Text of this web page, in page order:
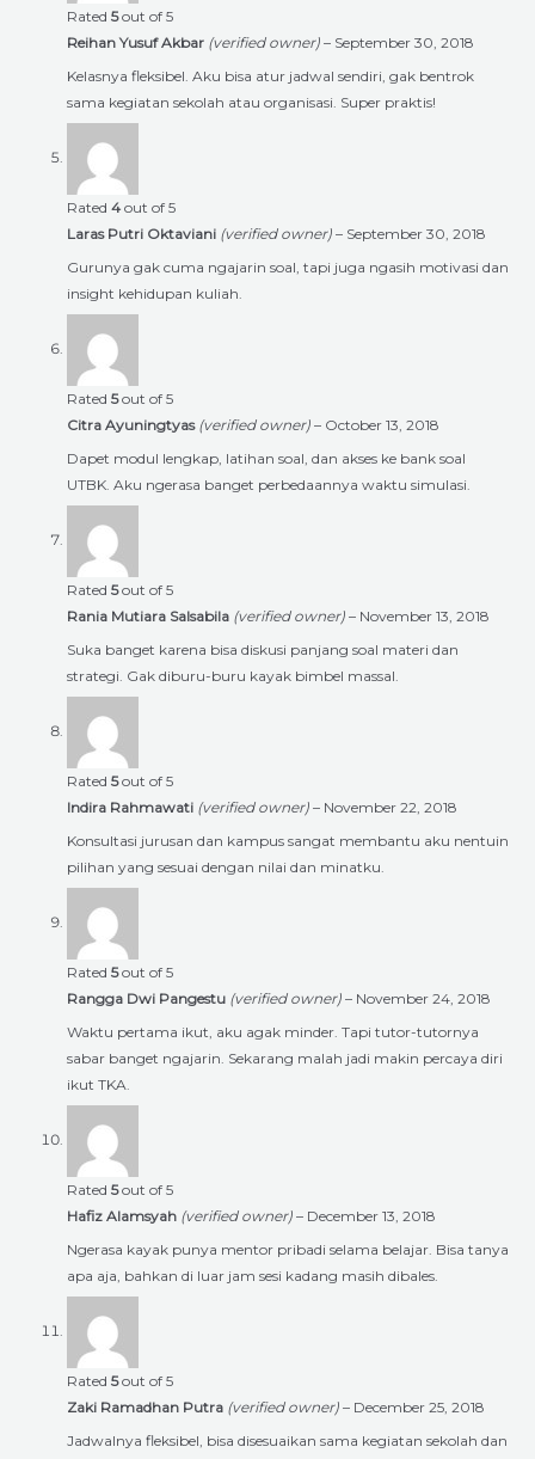
Rated 5out of 5
Reihan Yusuf Akbar (verified owner) – September 30, 2018
Kelasnya fleksibel. Aku bisa atur jadwal sendiri, gak bentrok
sama kegiatan sekolah atau organisasi. Super praktis!
Rated 4 out of 5
Laras Putri Oktaviani (verified owner) – September 30, 2018
Gurunya gak cuma ngajarin soal, tapi juga ngasih motivasi dan
insight kehidupan kuliah.
Rated 5out of 5
Citra Ayuningtyas (verified owner) – October 13, 2018
Dapet modul lengkap, latihan soal, dan akses ke bank soal
UTBK. Aku ngerasa banget perbedaannya waktu simulasi.
Rated 5out of 5
Rania Mutiara Salsabila (verified owner) – November 13, 2018
Suka banget karena bisa diskusi panjang soal materi dan
strategi. Gak diburu-buru kayak bimbel massal.
Rated 5out of 5
Indira Rahmawati (verified owner) – November 22, 2018
Konsultasi jurusan dan kampus sangat membantu aku nentuin
pilihan yang sesuai dengan nilai dan minatku.
Rated 5out of 5
Rangga Dwi Pangestu (verified owner) – November 24, 2018
Waktu pertama ikut, aku agak minder. Tapi tutor-tutornya
sabar banget ngajarin. Sekarang malah jadi makin percaya diri
ikut TKA.
Rated 5out of 5
Hafiz Alamsyah (verified owner) – December 13, 2018
Ngerasa kayak punya mentor pribadi selama belajar. Bisa tanya
apa aja, bahkan di luar jam sesi kadang masih dibales.
Rated 5out of 5
Zaki Ramadhan Putra (verified owner) – December 25, 2018
Jadwalnya fleksibel, bisa disesuaikan sama kegiatan sekolah dan